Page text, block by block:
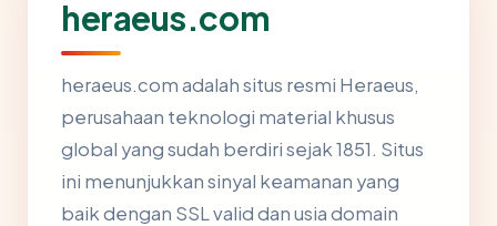
heraeus.com
heraeus.com adalah situs resmi Heraeus,
perusahaan teknologi material khusus
global yang sudah berdiri sejak 1851. Situs
ini menunjukkan sinyal keamanan yang
baik dengan SSL valid dan usia domain